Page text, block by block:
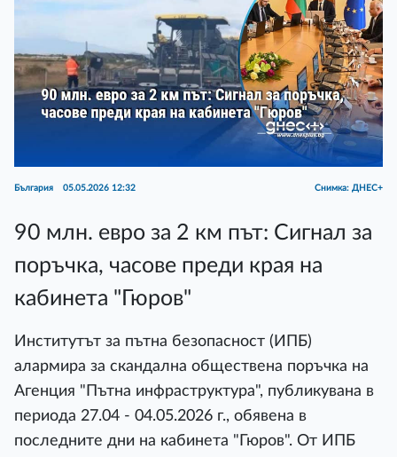
България 05.05.2026 12:32 Снимка: ДНЕС+
90 млн. евро за 2 км път: Сигнал за
поръчка, часове преди края на
кабинета "Гюров"
Институтът за пътна безопасност (ИПБ)
алармира за скандална обществена поръчка на
Агенция "Пътна инфраструктура", публикувана в
периода 27.04 - 04.05.2026 г., обявена в
последните дни на кабинета "Гюров". От ИПБ